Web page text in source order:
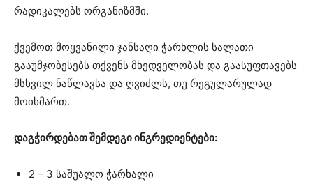
რადიკალებს ორგანიზმში.
ქვემოთ მოყვანილი ჯანსაღი ჭარხლის სალათი
გააუმჯობესებს თქვენს მხედველობას და გაასუფთავებს
მსხვილ ნაწლავსა და ღვიძლს, თუ რეგულარულად
მოიხმართ.
დაგჭირდებათ შემდეგი ინგრედიენტები:
2 – 3 საშუალო ჭარხალი